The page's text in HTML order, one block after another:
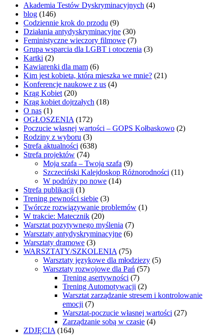
Akademia Testów Dyskryminacyjnych (4)
blog (146)
Codziennie krok do przodu (9)
Działania antydyskryminacyjne (30)
Feministyczne wieczory filmowe (7)
Grupa wsparcia dla LGBT i otoczenia (3)
Kartki (2)
Kawiarenki dla mam (6)
Kim jest kobieta, która mieszka we mnie? (21)
Konferencje naukowe z us (4)
Krąg Kobiet (20)
Krąg kobiet dojrzałych (18)
O nas (1)
OGŁOSZENIA (172)
Poczucie własnej wartości – GOPS Kołbaskowo (2)
Rodziny z wyboru (3)
Strefa aktualności (638)
Strefa projektów (74)
Moja szafa – Twoja szafa (9)
Szczeciński Kalejdoskop Różnorodności (11)
W podróży po nowe (14)
Strefa publikacji (1)
Trening pewności siebie (3)
Twórcze rozwiązywanie problemów (1)
W trakcie: Matecznik (20)
Warsztat pozytywnego myślenia (7)
Warsztaty antydyskryminacyjne (6)
Warsztaty dramowe (3)
WARSZTATY/SZKOLENIA (75)
Warsztaty językowe dla młodziezy (5)
Warsztaty rozwojowe dla Pań (57)
Trening asertywności (7)
Trening Automotywacji (2)
Warsztat zarządzanie stresem i kontrolowanie
emocji (7)
Warsztat-poczucie własnej wartości (27)
Zarządzanie sobą w czasie (4)
ZDJĘCIA (164)